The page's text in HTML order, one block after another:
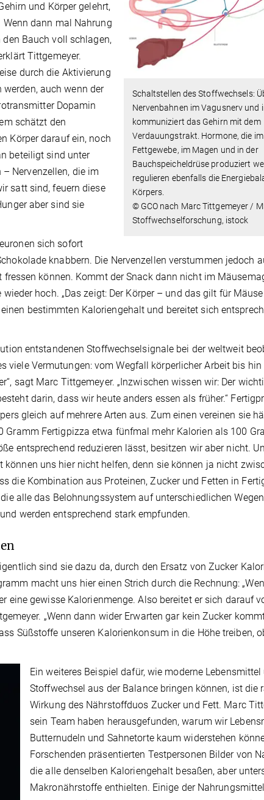
Schaltstellen des Stoffwechsels:
Nervenbahnen im Vagusnerv und
kommuniziert das Gehirn mit dem
Verdauungstrakt. Hormone, die
Fettgewebe, im Magen und in der
Bauchspeicheldrüse produziert
regulieren ebenfalls die
Körpers.
© GCO nach Marc Tittgemeyer /
Stoffwechselforschung, istock
und Körper gelehrt,
dann mal Nahrung
Bauch voll schlagen,
Tittgemeyer.
durch die Aktivierung
auch wenn der
Dopamin
schätzt den
Körper darauf ein, noch
beteiligt sind unter
Nervenzellen, die im
satt sind, feuern diese
aber sind sie
sich sofort
knabbern. Die Nervenzellen verstummen jedoch
können. Kommt der Snack dann nicht im
hoch. „Das zeigt: Der Körper – und das gilt für
bestimmten Kaloriengehalt und bereitet sich
entstandenen Stoffwechselsignale bei der weltweit
viele Vermutungen: vom Wegfall körperlicher Arbeit bis hin
sagt Marc Tittgemeyer. „Inzwischen wissen wir: Der
darin, dass wir heute anders essen als früher.“
gleich auf mehrere Arten aus. Zum einen vereinen sie
Gramm Fertigpizza etwa fünfmal mehr Kalorien als 100
entsprechend reduzieren lässt, besitzen wir aber nicht.
können uns hier nicht helfen, denn sie können ja nicht
die Kombination aus Proteinen, Zucker und Fetten in
alle das Belohnungssystem auf unterschiedlichen
werden entsprechend stark empfunden.
sind sie dazu da, durch den Ersatz von Zucker
macht uns hier einen Strich durch die Rechnung:
eine gewisse Kalorienmenge. Also bereitet er sich darauf
„Wenn dann wider Erwarten gar kein Zucker
Süßstoffe unseren Kalorienkonsum in die Höhe treiben,
Ein weiteres Beispiel dafür, wie moderne Lebensmittel
Stoffwechsel aus der Balance bringen können, ist die
Wirkung des Nährstoffduos Zucker und Fett. Marc
sein Team haben herausgefunden, warum wir
Butternudeln und Sahnetorte kaum widerstehen
Forschenden präsentierten Testpersonen Bilder von
die alle denselben Kaloriengehalt besaßen, aber
Makronährstoffe enthielten. Einige der